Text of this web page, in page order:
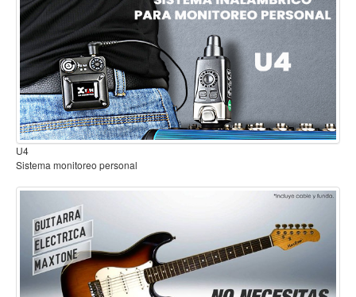
Mantenimiento y cuidado
Fajas y soportes
Fundas y estuches
Boquillas y abrazaderas
Accesorios
Percusión
Percusión Latina
Tambores
Redoblantes
Bombos
B2